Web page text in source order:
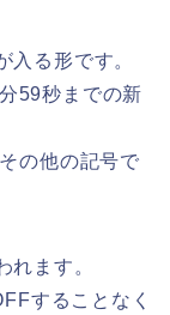
入る形です。
59秒までの新
の他の記号で
ます。
することなく